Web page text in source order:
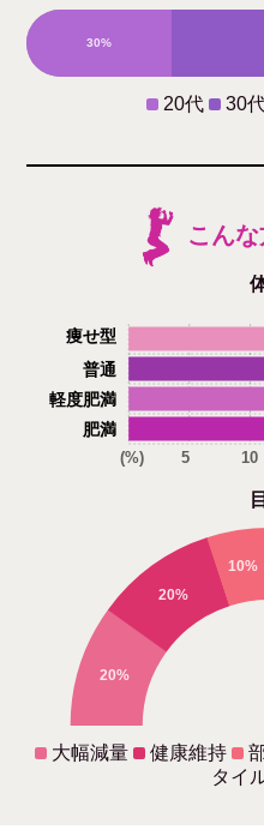
30%
20代 30
こん
肥満
軽度肥満
普通
痩せ型
(%) 5 10
20%
20%
10%
大幅減量 健康維持
タイ